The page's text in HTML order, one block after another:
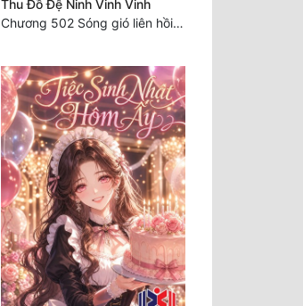
Thu Đồ Đệ Ninh Vinh Vinh
Chương 502 Sóng gió liên hồi, nguy cơ sinh nở của Ninh Vinh Vinh [HẾT]